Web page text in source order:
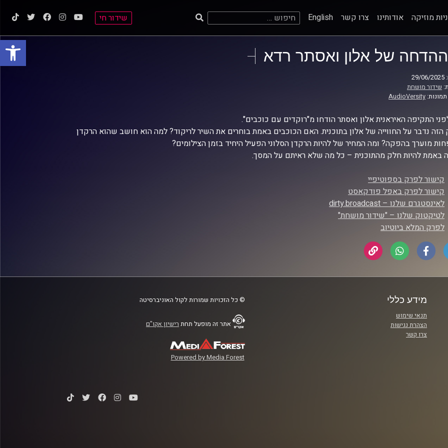
פתח
מוזיקה אודותינו צרו קשר English חיפוש: שידור חי
ההדחה של אלון ואסתר רדא
שידור מושחת
AudioVersity
התקיפה האיראנית אלון ואסתר הודחו מ"רוקדים עם כוכבים".
נדבר על החווייה של אלון בתוכנית. האם הכוכבים באמת בוחרים את השיר לריקוד? למה הוא חושב שהוא הרקדן
מוערך בהפקה? ומה המחיר של להיות הרקדן הסלוני הפעיל היחיד בזמן הצילומים?
באמת להיות חלק מהתוכנית – כל מה שלא ראיתם על המסך.
קישור לפרק בספוטיפיי
קישור לפרק באפל פודקאסט
לאינסטגרם שלנו – dirty.broadcast
לטיקטוק שלנו – "שידור מושחת"
לפרק המלא ביוטיוב
מידע כללי
תנאי שימוש
הצהרת נגישות
צרו קשר
© כל הזכויות שמורות לקול האוניברסיטה
אתר זה מופעל תחת רישיון אקו"ם
Powered by Media Forest